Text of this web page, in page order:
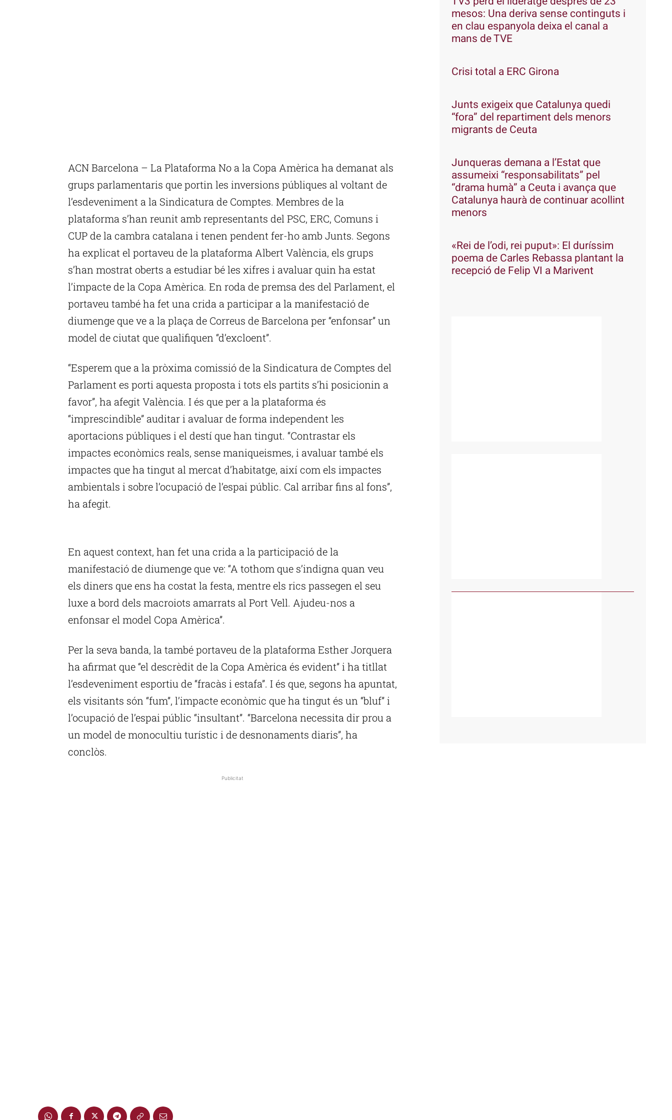
ACN Barcelona – La Plataforma No a la Copa Amèrica ha demanat als
grups parlamentaris que portin les inversions públiques al voltant de
l’esdeveniment a la Sindicatura de Comptes. Membres de la
plataforma s’han reunit amb representants del PSC, ERC, Comuns i
CUP de la cambra catalana i tenen pendent fer-ho amb Junts. Segons
ha explicat el portaveu de la plataforma Albert València, els grups
s’han mostrat oberts a estudiar bé les xifres i avaluar quin ha estat
l’impacte de la Copa Amèrica. En roda de premsa des del Parlament, el
portaveu també ha fet una crida a participar a la manifestació de
diumenge que ve a la plaça de Correus de Barcelona per “enfonsar” un
model de ciutat que qualifiquen “d’excloent”.
“Esperem que a la pròxima comissió de la Sindicatura de Comptes del
Parlament es porti aquesta proposta i tots els partits s’hi posicionin a
favor”, ha afegit València. I és que per a la plataforma és
“imprescindible” auditar i avaluar de forma independent les
aportacions públiques i el destí que han tingut. “Contrastar els
impactes econòmics reals, sense maniqueismes, i avaluar també els
impactes que ha tingut al mercat d’habitatge, així com els impactes
ambientals i sobre l’ocupació de l’espai públic. Cal arribar fins al fons”,
ha afegit.
En aquest context, han fet una crida a la participació de la
manifestació de diumenge que ve: “A tothom que s’indigna quan veu
els diners que ens ha costat la festa, mentre els rics passegen el seu
luxe a bord dels macroiots amarrats al Port Vell. Ajudeu-nos a
enfonsar el model Copa Amèrica”.
Per la seva banda, la també portaveu de la plataforma Esther Jorquera
ha afirmat que “el descrèdit de la Copa Amèrica és evident” i ha titllat
l’esdeveniment esportiu de “fracàs i estafa”. I és que, segons ha apuntat,
els visitants són “fum”, l’impacte econòmic que ha tingut és un “bluf” i
l’ocupació de l’espai públic “insultant”. “Barcelona necessita dir prou a
un model de monocultiu turístic i de desnonaments diaris”, ha
conclòs.
Publicitat
mesos: Una deriva sense continguts i
en clau espanyola deixa el canal a
mans de TVE
Crisi total a ERC Girona
Junts exigeix que Catalunya quedi
“fora” del repartiment dels menors
migrants de Ceuta
Junqueras demana a l’Estat que
assumeixi “responsabilitats” pel
“drama humà” a Ceuta i avança que
Catalunya haurà de continuar acollint
menors
«Rei de l’odi, rei puput»: El duríssim
poema de Carles Rebassa plantant la
recepció de Felip VI a Marivent